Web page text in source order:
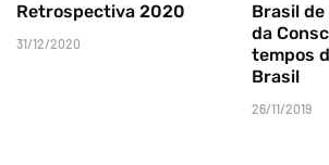
Retrospectiva 2020
31/12/2020
Brasil
da
tempos
Brasil
26/11/2019